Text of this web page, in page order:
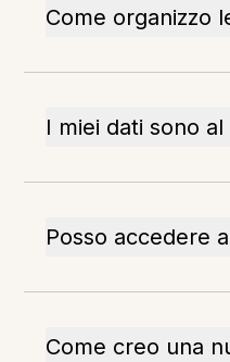
Come organizzo
I miei dati sono
Posso accedere
Come creo una